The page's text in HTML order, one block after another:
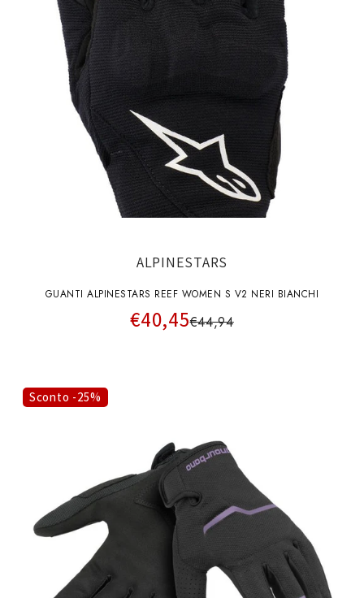
ALPINESTARS
GUANTI ALPINESTARS REEF WOMEN S V2 NERI BIANCHI
€40,45€44,94
Sconto -25%